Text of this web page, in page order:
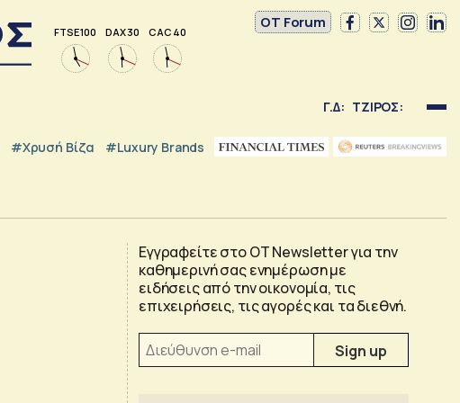
FTSE 100 DAX 30 CAC 40
OT Forum
Γ.Δ: ΤΖΙΡΟΣ:
#Χρυσή Βίζα #luxury Brands
Εγγραφείτε στο OT Newsletter για την
καθημερινή σας ενημέρωση με
ειδήσεις από την οικονομία, τις
επιχειρήσεις, τις αγορές και τα διεθνή.